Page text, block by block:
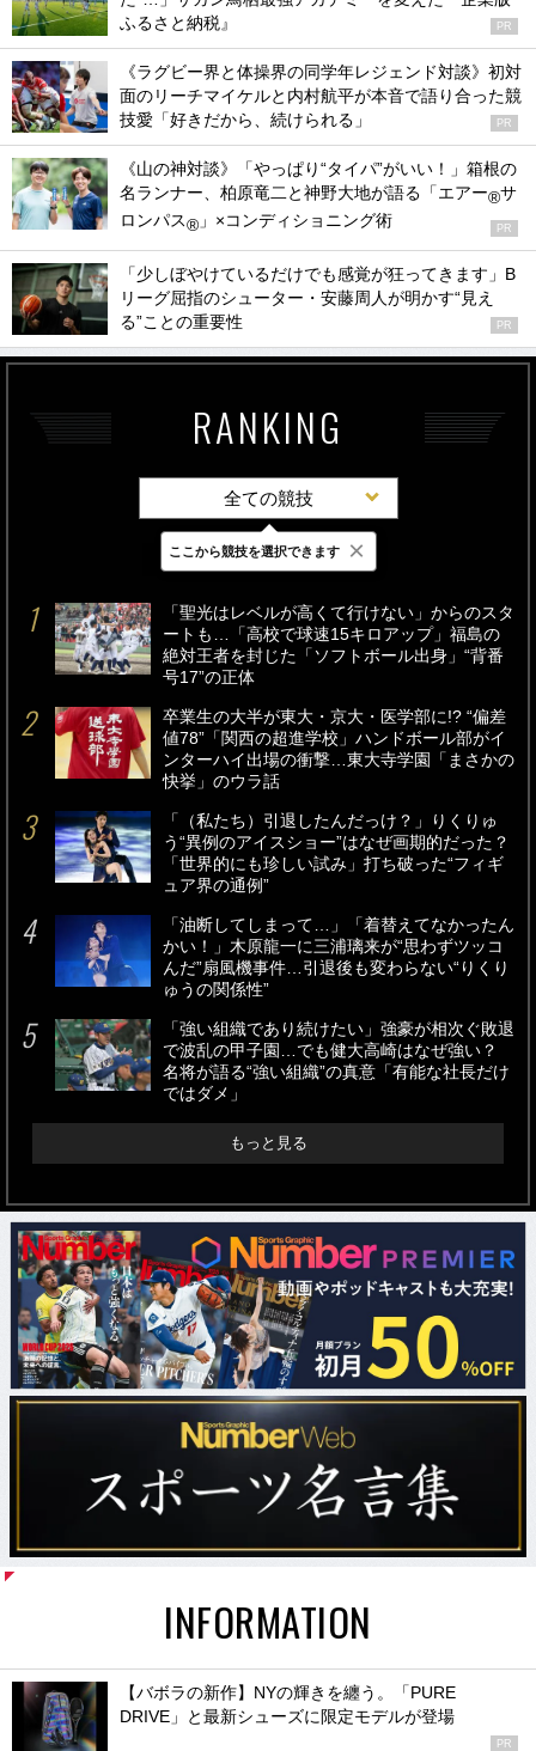
ふるさと納税』
PR
《ラグビー界と体操界の同学年レジェンド対談》初対
面のリーチマイケルと内村航平が本音で語り合った競
技愛「好きだから、続けられる」
PR
《山の神対談》「やっぱり“タイパ”がいい！」箱根の
名ランナー、柏原竜二と神野大地が語る「エアー®サ
ロンパス® 」×コンディショニング術 PR
「少しぼやけているだけでも感覚が狂ってきます」B
リーグ屈指のシューター・安藤周人が明かす“見え
る”ことの重要性
PR
RANKING
全ての競技
最新 24時間 週間
「聖光はレベルが高くて行けない」からのスタ
ートも…「高校で球速15キロアップ」福島の
絶対王者を封じた「ソフトボール出身」“背番
号17”の正体
卒業生の大半が東大・京大・医学部に!? “偏差
値78”「関西の超進学校」ハンドボール部がイ
ンターハイ出場の衝撃…東大寺学園「まさかの
快挙」のウラ話
「（私たち）引退したんだっけ？」りくりゅ
う“異例のアイスショー”はなぜ画期的だった？
「世界的にも珍しい試み」打ち破った“フィギ
ュア界の通例”
「油断してしまって…」「着替えてなかったん
かい！」木原龍一に三浦璃来が“思わずツッコ
んだ”扇風機事件…引退後も変わらない“りくり
ゅうの関係性”
「強い組織であり続けたい」強豪が相次ぐ敗退
で波乱の甲子園…でも健大高崎はなぜ強い？
名将が語る“強い組織”の真意「有能な社長だけ
ではダメ」
もっと見る
INFORMATION
【バボラの新作】NYの輝きを纏う。「PURE
DRIVE」と最新シューズに限定モデルが登場
PR
ここから競技を選択できます ×